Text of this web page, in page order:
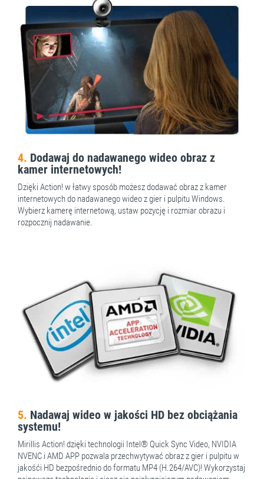
4. Dodawaj do nadawanego wideo obraz z
kamer internetowych!
Dzięki Action! w łatwy sposób możesz dodawać obraz z kamer
internetowych do nadawanego wideo z gier i pulpitu Windows.
Wybierz kamerę internetową, ustaw pozycję i rozmiar obrazu i
rozpocznij nadawanie.
5. Nadawaj wideo w jakości HD bez obciążania
systemu!
Mirillis Action! dzięki technologii Intel® Quick Sync Video, NVIDIA
NVENC i AMD APP pozwala przechwytywać obraz z gier i pulpitu w
jakośći HD bezpośrednio do formatu MP4 (H.264/AVC)! Wykorzystaj